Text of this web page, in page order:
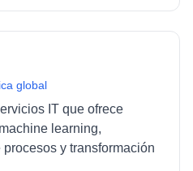
global
IT que ofrece
learning,
y transformación